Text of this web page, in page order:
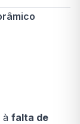
à falta de